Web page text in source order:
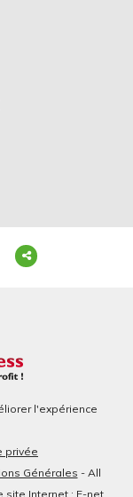
l'expérience
privée
Générales - All
site Internet : E-net